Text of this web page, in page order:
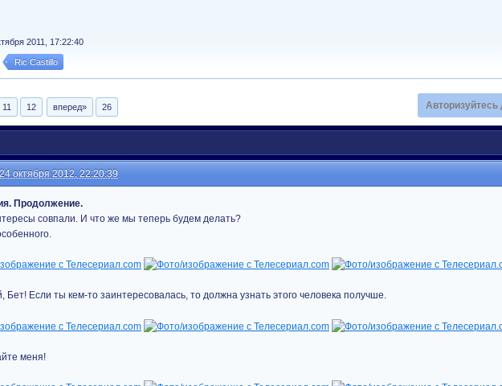
2011, 17:22:40
Ric Castillo
11 12 вперед» 26 Авторизуйтесь
октября 2012, 22:20:39
Продолжение.
совпали. И что же мы теперь будем делать?
Бет! Если ты кем-то заинтересовалась, то должна узнать этого человека получше.
меня!